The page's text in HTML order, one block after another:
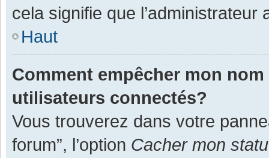
cela signifie que
Haut
Comment empêcher mon
utilisateurs connectés?
Vous trouverez dans votre
forum”, l’option Cacher mon